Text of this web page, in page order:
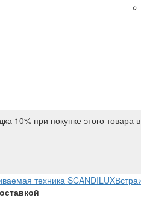
10% при покупке этого
техника SCANDILUX